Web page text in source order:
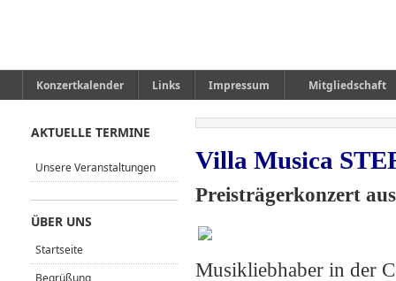
Konzertkalender Links Impressum Mitgliedschaft
Villa Musica
Preisträgerkonzert
Musikliebhaber in der
AKTUELLE TERMINE
Unsere Veranstaltungen
ÜBER UNS
Startseite
Begrüßung